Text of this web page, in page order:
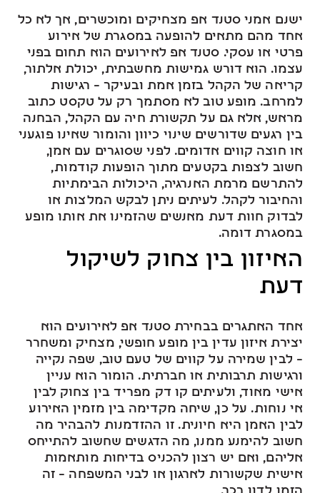
ישנם אמני סטנד אפ מצחיקים ומוכשרים, אך לא כל
אחד מהם מתאים להופעה במסגרת של אירוע
פרטי או עסקי. סטנד אפ לאירועים הוא תחום בפני
עצמו. הוא דורש גמישות מחשבתית, יכולת אלתור,
קריאה של הקהל בזמן אמת ובעיקר – רגישות
למרחב. מופע טוב לא מסתמך רק על טקסט כתוב
מראש, אלא גם על תקשורת חיה עם הקהל, הבחנה
בין רגעים שדורשים שינוי כיוון והומור שאינו פוגעני
או חוצה קווים אדומים. לפני שסוגרים עם אמן,
חשוב לצפות בקטעים מתוך הופעות קודמות,
להתרשם מרמת האנרגיה, היכולות הבימתיות
והחיבור לקהל. לעיתים ניתן לבקש המלצות או
לבדוק חוות דעת מאנשים שהזמינו את אותו מופע
במסגרת דומה.
האיזון בין צחוק לשיקול
דעת
אחד האתגרים בבחירת סטנד אפ לאירועים הוא
יצירת איזון עדין בין מופע חופשי, מצחיק ומשחרר
– לבין שמירה על קווים של טעם טוב, שפה נקייה
ורגישות תרבותית או חברתית. הומור הוא עניין
אישי מאוד, ולעיתים קו דק מפריד בין צחוק לבין
אי נוחות. על כן, שיחה מקדימה בין מזמין האירוע
לבין האמן היא חיונית. זו ההזדמנות להבהיר מה
חשוב להימנע ממנו, מה הדגשים שחשוב להתייחס
אליהם, ואם יש רצון להכניס בדיחות מותאמות
אישית שקשורות לארגון או לבני המשפחה – זה